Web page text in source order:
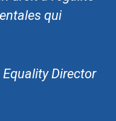
qui
Director